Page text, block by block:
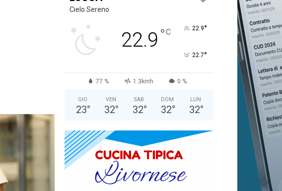
Cielo Sereno
22.9 °C 22.9°
22.7°
77 % 1.3kmh 0 %
GIO
23°
VEN
32°
SAB
32°
DOM
32°
LUN
32°